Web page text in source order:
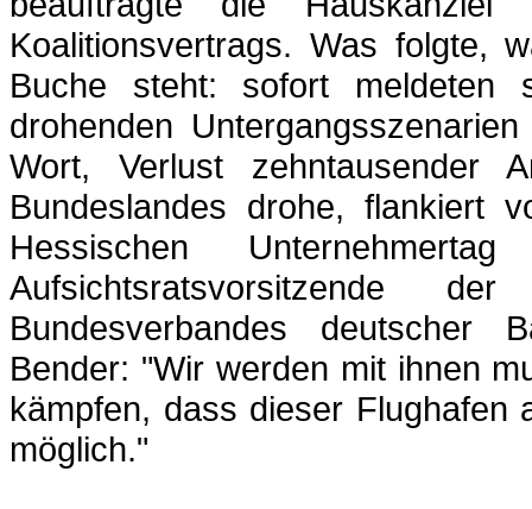
Koalitionsvertrags. Was folgte,
Buche steht: sofort
drohenden
Wort, Verlust zehntausender
Bundeslandes drohe, flankiert
Hessischen
Aufsichtsratsvorsitzende
Bundesverbandes
Bender: "Wir werden mit ihnen
kämpfen, dass dieser
möglich."